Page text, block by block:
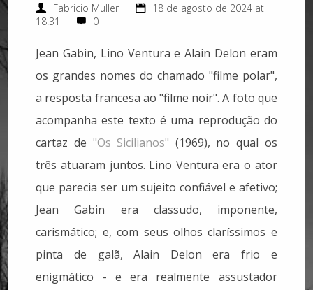
Fabricio Muller
18 de agosto de 2024 at
18:31
0
Jean Gabin, Lino Ventura e Alain Delon eram
os grandes nomes do chamado "filme polar",
a resposta francesa ao "filme noir". A foto que
acompanha este texto é uma reprodução do
cartaz de "Os Sicilianos" (1969), no qual os
três atuaram juntos. Lino Ventura era o ator
que parecia ser um sujeito confiável e afetivo;
Jean Gabin era classudo, imponente,
carismático; e, com seus olhos claríssimos e
pinta de galã, Alain Delon era frio e
enigmático - e era realmente assustador